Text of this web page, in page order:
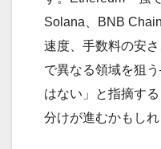
Solana、BNB
速度、手数料の安
で異なる領域を狙
はない」と指摘す
分けが進むかもしれ